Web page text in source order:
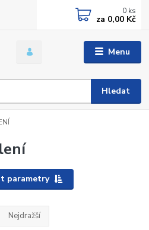
Menu
Hledat
0 ks
za 0,00 Kč
parametry
Nejdražší